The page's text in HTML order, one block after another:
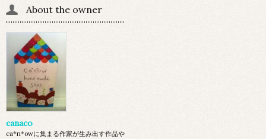
About the owner
canaco
ca*n*owに集まる作家が生み出す作品や